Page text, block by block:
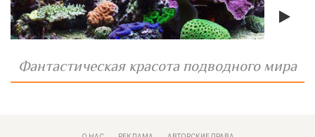
Фантастическая красота подводного мира